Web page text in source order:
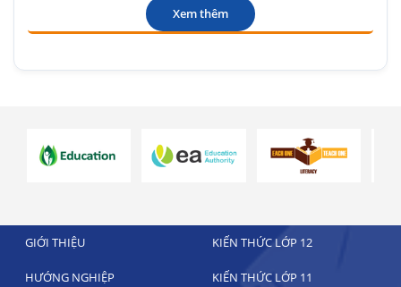
Xem thêm
GIỚI THIỆU KIẾN THỨC LỚP 12
HƯỚNG NGHIỆP KIẾN THỨC LỚP 11